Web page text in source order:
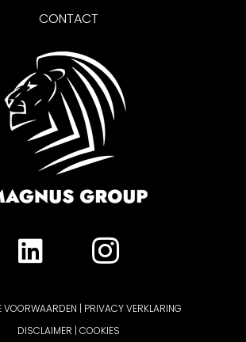
CONTACT
VOORWAARDEN | PRIVACY VERKLARING
DISCLAIMER | COOKIES